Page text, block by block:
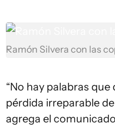
Ramón Silvera con las
“No hay palabras
pérdida irreparable
agrega el